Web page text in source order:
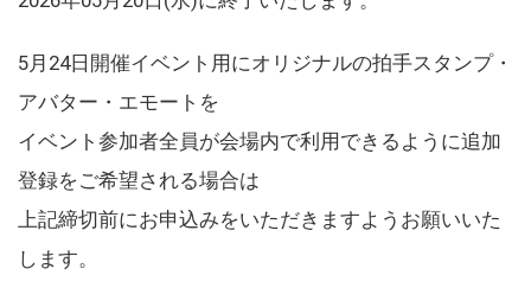
5月24日開催イベント用にオリジナルの拍手スタンプ・
アバター・エモートを
イベント参加者全員が会場内で利用できるように追加
登録をご希望される場合は
上記締切前にお申込みをいただきますようお願いいた
します。